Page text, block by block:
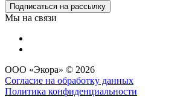
Подписаться на рассылку
Мы на связи
ООО «Экора» © 2026
Согласие на обработку данных
Политика конфиденциальности